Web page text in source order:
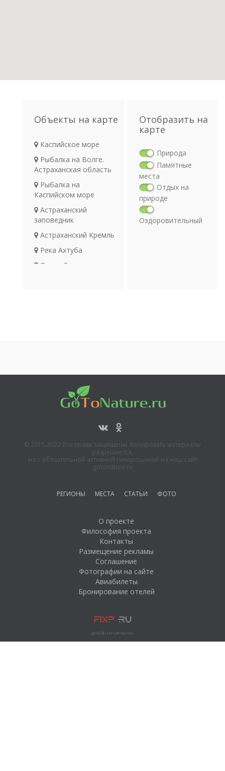
Объекты на карте
Каспийское море
Рыбалка на Волге.
Астраханская область
Рыбалка на
Каспийском море
Астраханский
заповедник
Астраханский Кремль
Река Ахтуба
Озеро Баскунчак.
Отобразить на
карте
Природа
Памятные
места
Отдых на
природе
Оздоровительный
© 2015-2022 Все права защищены. Копировать материалы
разрешается,
но с обязательной активной гиперссылкой на наш сайт
gotonature.ru
РЕГИОНЫ МЕСТА СТАТЬИ ФОТО
О проекте
Философия проекта
Контакты
Размещение рекламы
Соглашение
Фотографии на сайте
Авиабилеты
Бронирование отелей
ДИЗАЙН И РАЗРАБОТКА